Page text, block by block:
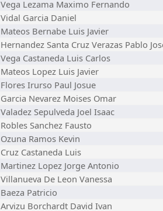
Vega Lezama Maximo Fernando
Vidal Garcia Daniel
Mateos Bernabe Luis Javier
Hernandez Santa Cruz Verazas Pablo
Vega Castaneda Luis Carlos
Mateos Lopez Luis Javier
Flores Irurso Paul Josue
Garcia Nevarez Moises Omar
Valadez Sepulveda Joel Isaac
Robles Sanchez Fausto
Ozuna Ramos Kevin
Cruz Castaneda Luis
Martinez Lopez Jorge Antonio
Villanueva De Leon Vanessa
Baeza Patricio
Arvizu Borchardt David Ivan